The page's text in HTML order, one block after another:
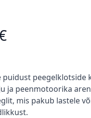
puidust peegelklotside
ja peenmotoorika
mis pakub lastele